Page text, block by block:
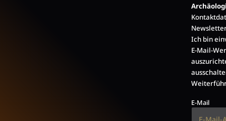
Ich bin
E-Mail-
E-Mail